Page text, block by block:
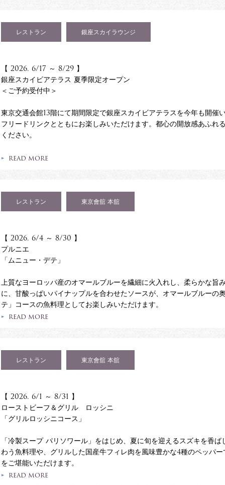
レストラン 銀座スカイラウンジ
【 2026. 6/17 ～ 8/29 】
銀座スカイビアテラス 夏季限定オープン
＜ご予約受付中＞
東京交通会館13階にて期間限定で銀座スカイビアテラスを今年も開
フリードリンクとともにお楽しみいただけます。都心の開放感あふ
ください。
READ MORE
レストラン 東京會舘 本舘
【 2026. 6/4 ～ 8/30 】
プルニエ
「ムニュー・デテ」
上質なヨーロッパ産のオマールブルーを繊細に火入れし、柔らかな
に、甘酸っぱいパイナップルを合わせたソースが、オマールブルー
テ」コースの魚料理としてお楽しみいただけます。
READ MORE
レストラン 東京會舘 本舘
【 2026. 6/1 ～ 8/31 】
ローストビーフ＆グリル ロッシニ
「グリルロッシニコース」
「冷製スープ パリソワール」をはじめ、夏に旬を迎えるスズキを香
わう魚料理や、グリルした国産牛フィレ肉を風味豊かな4種のペッパ
をご堪能いただけます。
READ MORE